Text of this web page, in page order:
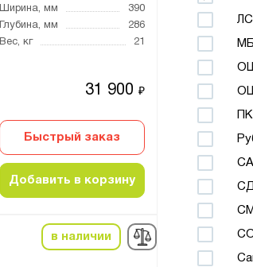
Ширина, мм
390
Глубина, мм
286
Вес, кг
21
31 900 ₽
Быстрый заказ
Добавить в корзину
в наличии
ЛС
МБ
ПК
СА
СМ